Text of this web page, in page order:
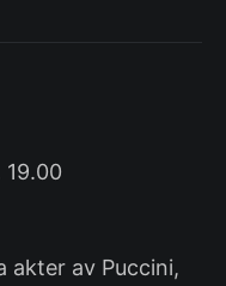
akter av Puccini,